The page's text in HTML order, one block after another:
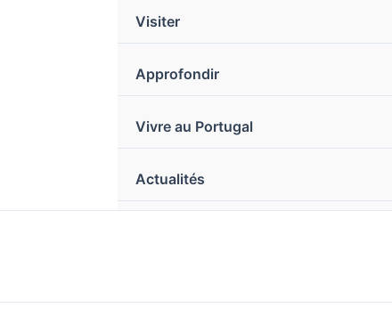
Visiter
Approfondir
Vivre au Portugal
Actualités